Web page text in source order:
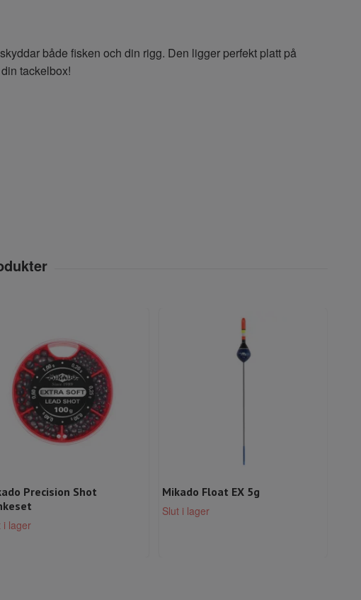
både fisken och din rigg. Den ligger perfekt platt på
tackelbox!
Precision Shot
i lager
Mikado Float EX 5g
Slut i lager